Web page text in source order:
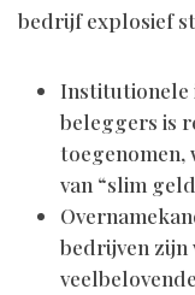
bedrijf explosief
Institutionele
beleggers is
toegenomen,
van “slim
bedrijven